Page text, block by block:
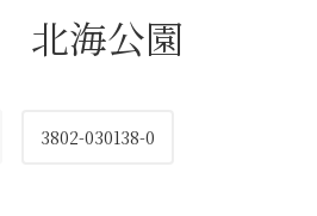
北海公園
3802-030138-0